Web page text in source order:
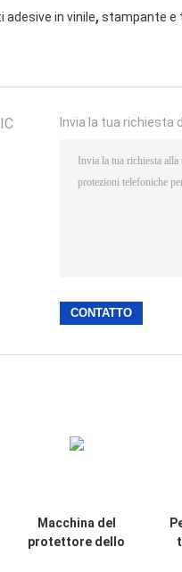
in vinile, stampante e
Invia la tua richiesta
Macchina del
protettore dello